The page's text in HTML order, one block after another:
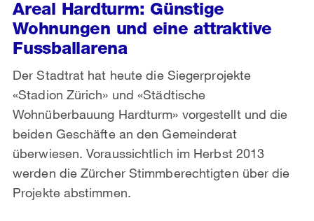
Areal Hardturm: Günstige
Wohnungen und eine attraktive
Fussballarena
Der Stadtrat hat heute die Siegerprojekte
«Stadion Zürich» und «Städtische
Wohnüberbauung Hardturm» vorgestellt und die
beiden Geschäfte an den Gemeinderat
überwiesen. Voraussichtlich im Herbst 2013
werden die Zürcher Stimmberechtigten über die
Projekte abstimmen.